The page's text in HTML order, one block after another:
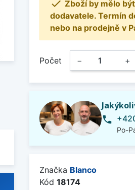
 Zboží by mělo
dodavatele. Termín
nebo na prodejně v
Počet − +
phone
Po-
Značka Blanco
Kód 18174